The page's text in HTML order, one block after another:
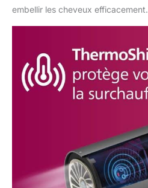
embellir les cheveux efficacement.